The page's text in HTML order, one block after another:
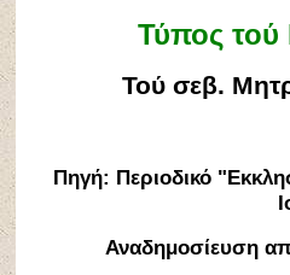
Τύπος τού
Τού σεβ.
Πηγή: Περιοδικό
Αναδημοσίευση